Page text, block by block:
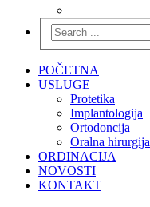
POČETNA
USLUGE
Protetika
Implantologija
Ortodoncija
Oralna hirurgija
ORDINACIJA
NOVOSTI
KONTAKT